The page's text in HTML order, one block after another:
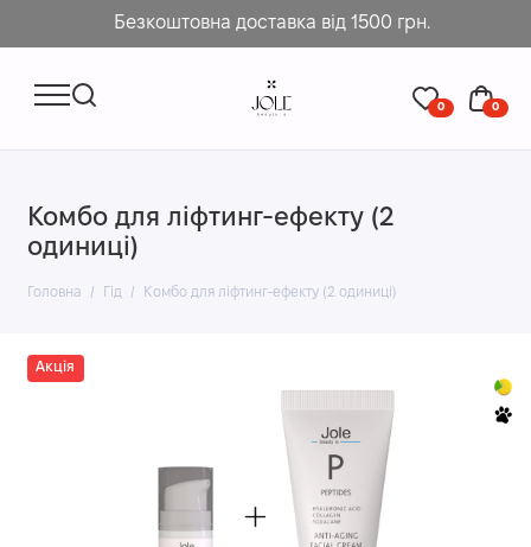
Безкоштовна доставка від 1500 грн.
0 0
Комбо для ліфтинг-ефекту (2
одиниці)
Головна Гід Комбо для ліфтинг-ефекту (2 одиниці)
Акція